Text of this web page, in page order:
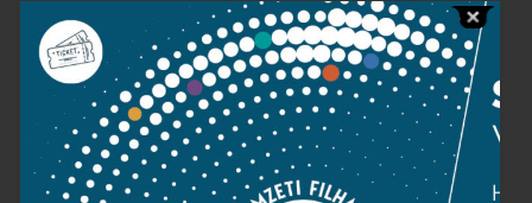
Sajtószoba
Adatvédelem
Impresszum